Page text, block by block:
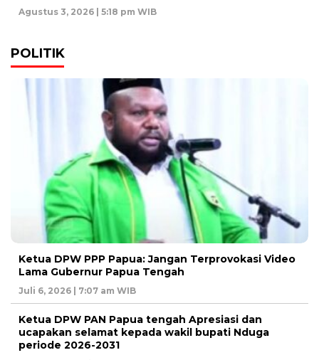
Agustus 3, 2026 | 5:18 pm WIB
POLITIK
Ketua DPW PPP Papua: Jangan Terprovokasi Video
Lama Gubernur Papua Tengah
Juli 6, 2026 | 7:07 am WIB
Ketua DPW PAN Papua tengah Apresiasi dan
ucapakan selamat kepada wakil bupati Nduga
periode 2026-2031